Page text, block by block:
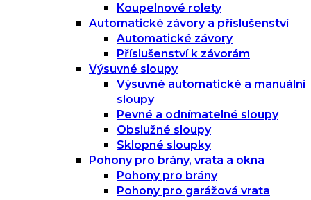
Koupelnové rolety
Automatické závory a příslušenství
Automatické závory
Příslušenství k závorám
Výsuvné sloupy
Výsuvné automatické a manuální
sloupy
Pevné a odnímatelné sloupy
Obslužné sloupy
Sklopné sloupky
Pohony pro brány, vrata a okna
Pohony pro brány
Pohony pro garážová vrata